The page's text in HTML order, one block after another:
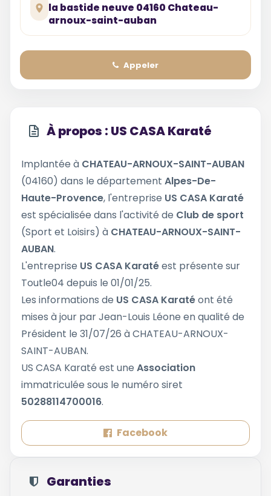
la bastide neuve 04160 Chateau-
arnoux-saint-auban
Appeler
À propos : US CASA Karaté
Implantée à CHATEAU-ARNOUX-SAINT-AUBAN
(04160) dans le département Alpes-De-
Haute-Provence, l'entreprise US CASA Karaté
est spécialisée dans l'activité de Club de sport
(Sport et Loisirs) à CHATEAU-ARNOUX-SAINT-
AUBAN.
L'entreprise US CASA Karatéest présente sur
Toutle04 depuis le 01/01/25.
Les informations de US CASA Karatéont été
mises à jour par Jean-Louis Léone en qualité de
Président le 31/07/26 à CHATEAU-ARNOUX-
SAINT-AUBAN.
US CASA Karaté est une Association
immatriculée sous le numéro siret
50288114700016.
Facebook
Garanties